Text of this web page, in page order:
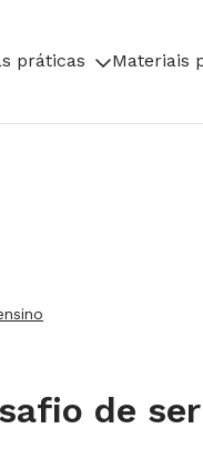
práticas Materiais
de